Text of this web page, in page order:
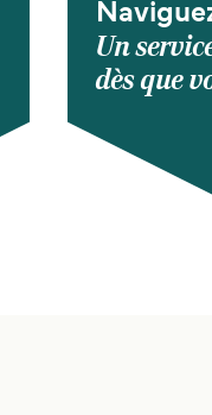
Un
dès que